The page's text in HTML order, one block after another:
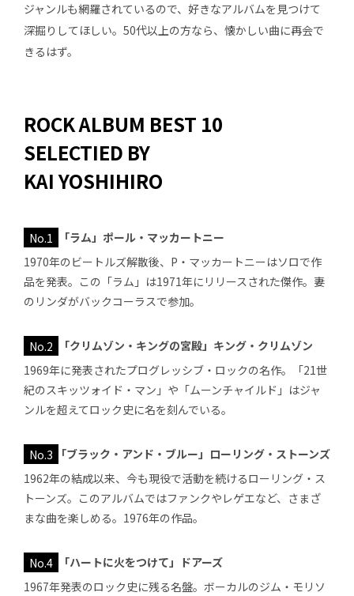
ジャンルも網羅されているので、好きなアルバムを見つけて
深掘りしてほしい。50代以上の方なら、懐かしい曲に再会で
きるはず。
ROCK ALBUM BEST 10
SELECTIED BY
KAI YOSHIHIRO
No.1
「ラム」ポール・マッカートニー
1970年のビートルズ解散後、P・マッカートニーはソロで作
品を発表。この「ラム」は1971年にリリースされた傑作。妻
のリンダがバックコーラスで参加。
No.2
「クリムゾン・キングの宮殿」キング・クリムゾン
1969年に発表されたプログレッシブ・ロックの名作。「21世
紀のスキッツォイド・マン」や「ムーンチャイルド」はジャ
ンルを超えてロック史に名を刻んでいる。
No.3
｢ブラック・アンド・ブルー」ローリング・ストーンズ
1962年の結成以来、今も現役で活動を続けるローリング・ス
トーンズ。このアルバムではファンクやレゲエなど、さまざ
まな曲を楽しめる。1976年の作品。
No.4
「ハートに火をつけて」ドアーズ
1967年発表のロック史に残る名盤。ボーカルのジム・モリソ